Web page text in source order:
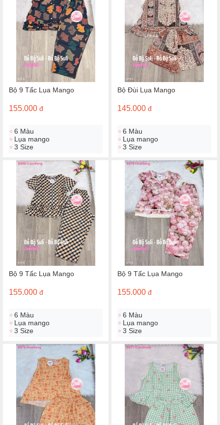
Bộ 9 Tấc Lụa Mango
155.000 đ
6 Màu
Lụa mango
3 Size
Bộ Đùi Lụa Mango
145.000 đ
6 Màu
Lụa mango
3 Size
Bộ 9 Tấc Lụa Mango
155.000 đ
6 Màu
Lụa mango
3 Size
Bộ 9 Tấc Lụa Mango
155.000 đ
6 Màu
Lụa mango
3 Size